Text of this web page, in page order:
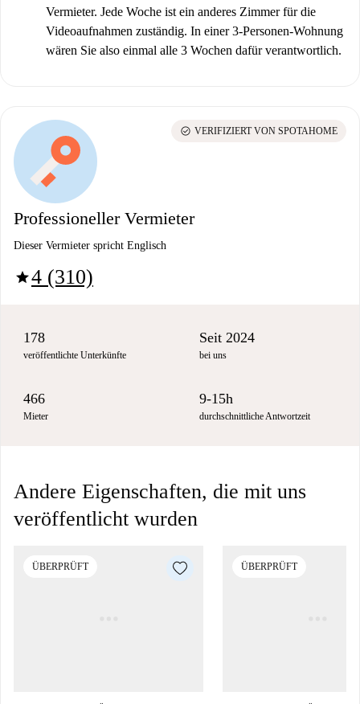
Vermieter. Jede Woche ist ein anderes Zimmer für die
Videoaufnahmen zuständig. In einer 3-Personen-Wohnung
wären Sie also einmal alle 3 Wochen dafür verantwortlich.
Professioneller Vermieter
Dieser Vermieter spricht Englisch
star4 (310)
check_circle VERIFIZIERT VON SPOTAHOME
178
veröffentlichte Unterkünfte
Seit 2024
bei uns
466
Mieter
9-15h
durchschnittliche Antwortzeit
Andere Eigenschaften, die mit uns
veröffentlicht wurden
ÜBERPRÜFT ÜBERPRÜFT